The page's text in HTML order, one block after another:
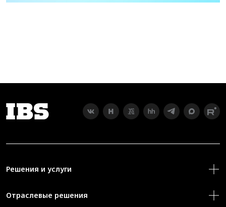
Решения и услуги
Отраслевые решения